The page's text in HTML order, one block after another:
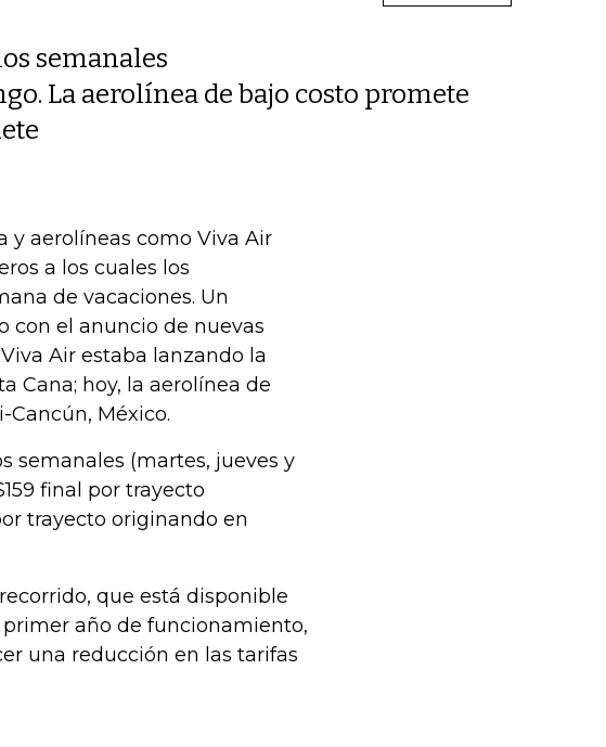
semanales
La aerolínea de bajo costo promete
y aerolíneas como Viva Air
a los cuales los
de vacaciones. Un
con el anuncio de nuevas
Air estaba lanzando la
Cana; hoy, la aerolínea de
Cancún, México.
semanales (martes, jueves y
final por trayecto
trayecto originando en
que está disponible
primer año de funcionamiento,
una reducción en las tarifas